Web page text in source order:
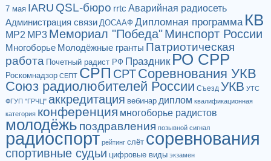
7 мая IARU QSL-бюро rrtc Аварийная радиосеть
Администрация связи ДОСААФ Дипломная программа КВ
МР2 МР3 Мемориал "Победа"Минспорт России
Многоборье Молодёжные гранты Патриотическая
работа Почетный радист РФ Праздник РО СРР
Роскомнадзор СЕПТ СРП СРТСоревнования УКВ
Союз радиолюбителей России Съезд УКВ УТС
ФГУП "ГРЧЦ" аккредитация вебинар диплом квалификационная
категория конференция многоборье радистов
молодёжь поздравления позывной сигнал
радиоспорт рейтинг слёт соревнования
спортивные судьи цифровые виды экзамен